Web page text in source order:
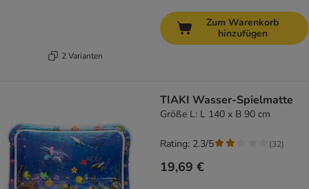
2 Varianten
Zum Warenkorb
hinzufügen
TIAKI Wasser-Spielmatte
Größe L: L 140 x B 90 cm
19,69 €
Rating: 2.3/5 (32)